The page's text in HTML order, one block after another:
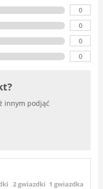
0
0
0
0
innym podjąć
2 gwiazdki 1 gwiazdka